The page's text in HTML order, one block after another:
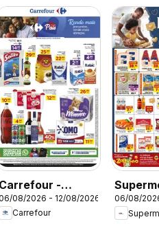
Carrefour -
da
08/2026 - 12/08/2026
Carrefour
São
Ofertas
06/08/